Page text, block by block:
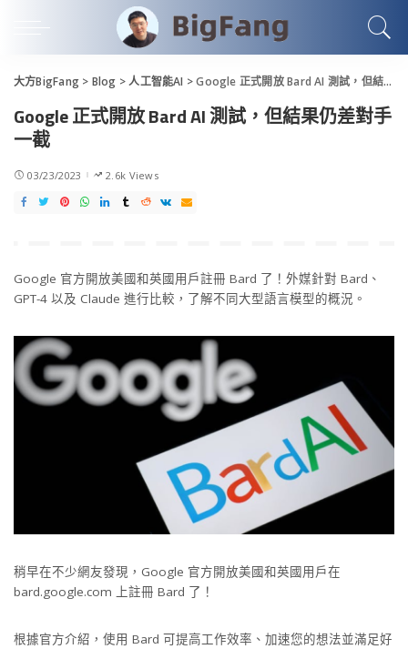
大方BigFang > Blog >人工智能AI >Google 正式開放 Bard AI 測試，但結果仍差對手一截
Google 正式開放 Bard AI 測試，但結果仍差對手
一截
03/23/2023 2.6k Views
Google 官方開放美國和英國用戶註冊 Bard 了！外媒針對 Bard、
GPT-4 以及 Claude 進行比較，了解不同大型語言模型的概況。
稍早在不少網友發現，Google 官方開放美國和英國用戶在
bard.google.com 上註冊 Bard 了！
根據官方介紹，使用 Bard 可提高工作效率、加速您的想法並滿足好